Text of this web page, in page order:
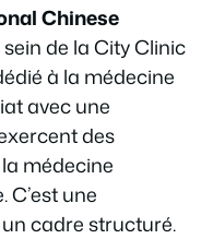
Chinese
de la City Clinic
à la médecine
avec une
des
médecine
une
cadre structuré.